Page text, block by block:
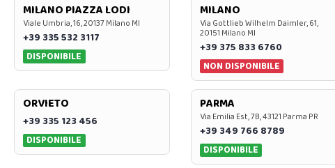
MILANO PIAZZA LODI
Viale Umbria, 16, 20137 Milano MI
+39 335 532 3117
DISPONIBILE
MILANO
Via Gottlieb Wilhelm Daimler, 61,
20151 Milano MI
+39 375 833 6760
NON DISPONIBILE
ORVIETO
+39 335 123 456
DISPONIBILE
PARMA
Via Emilia Est, 7B, 43121 Parma PR
+39 349 766 8789
DISPONIBILE